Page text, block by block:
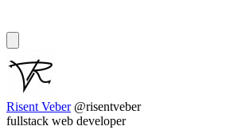
Risent Veber @risentveber
fullstack web developer